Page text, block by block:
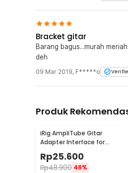
Bracket gitar
Barang bagus...murah
deh
09 Mar 2019, F*****o
Produk
iRig AmpliTube Gitar
Adapter Interface for
iPhone iPod Touch iPad -
IRIG-0003
Rp25.600
Rp48.900 48%